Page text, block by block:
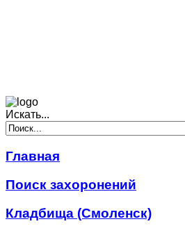
Искать...
Главная
Поиск захоронений
Кладбища (Смоленск)